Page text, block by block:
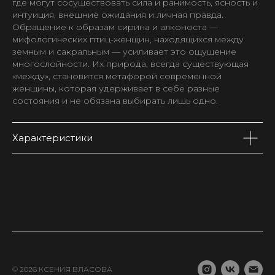
где могут сосуществовать сила и ранимость, ясность и
интуиция, внешние ожидания и личная правда.
Обращение к образам сирина и алконоста —
мифологических птиц-женщин, находящихся между
земным и сакральным — усиливает это ощущение
многослойности. Их природа, всегда существующая
«между», становится метафорой современной
женщины, которая удерживает в себе разные
состояния и не обязана выбирать лишь одно.
Характеристики
© 2026 КСЕНИЯ ВЛАСОВА